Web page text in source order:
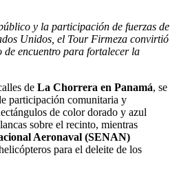
y la participación de fuerzas de
Unidos, el Tour Firmeza convirtió
encuentro para fortalecer la
de La Chorrera en Panamá, se
participación comunitaria y
de color dorado y azul
sobre el recinto, mientras
Aeronaval (SENAN)
para el deleite de los